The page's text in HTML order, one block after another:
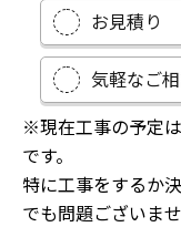
お見積り
気軽なご
※現在工事の予定
です。
特に工事をするか
でも問題ございませ